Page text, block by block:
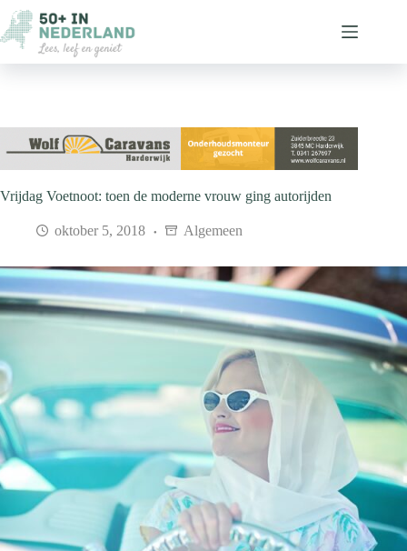
naar
de
inhoud
Vrijdag Voetnoot: toen de moderne vrouw ging autorijden
oktober 5, 2018 Algemeen